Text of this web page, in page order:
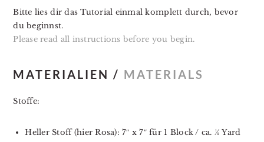
Bitte lies dir das Tutorial einmal komplett durch, bevor
du beginnst.
Please read all instructions before you begin.
MATERIALIEN / MATERIALS
Stoffe:
Heller Stoff (hier Rosa): 7″ x 7″ für 1 Block / ca. ½ Yard